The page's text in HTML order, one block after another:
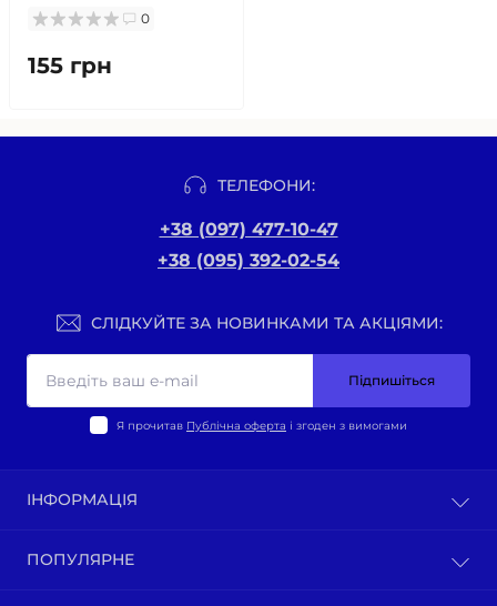
0
155 грн
ТЕЛЕФОНИ:
+38 (097) 477-10-47
+38 (095) 392-02-54
СЛІДКУЙТЕ ЗА НОВИНКАМИ ТА АКЦІЯМИ:
Підпишіться
Я прочитав Публічна оферта і згоден з вимогами
ІНФОРМАЦІЯ
Політика конфіденційності
ПОПУЛЯРНЕ